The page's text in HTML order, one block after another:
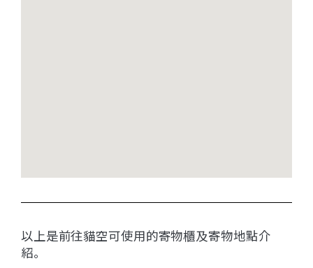
以上是前往貓空可使用的寄物櫃及寄物地點介
紹。